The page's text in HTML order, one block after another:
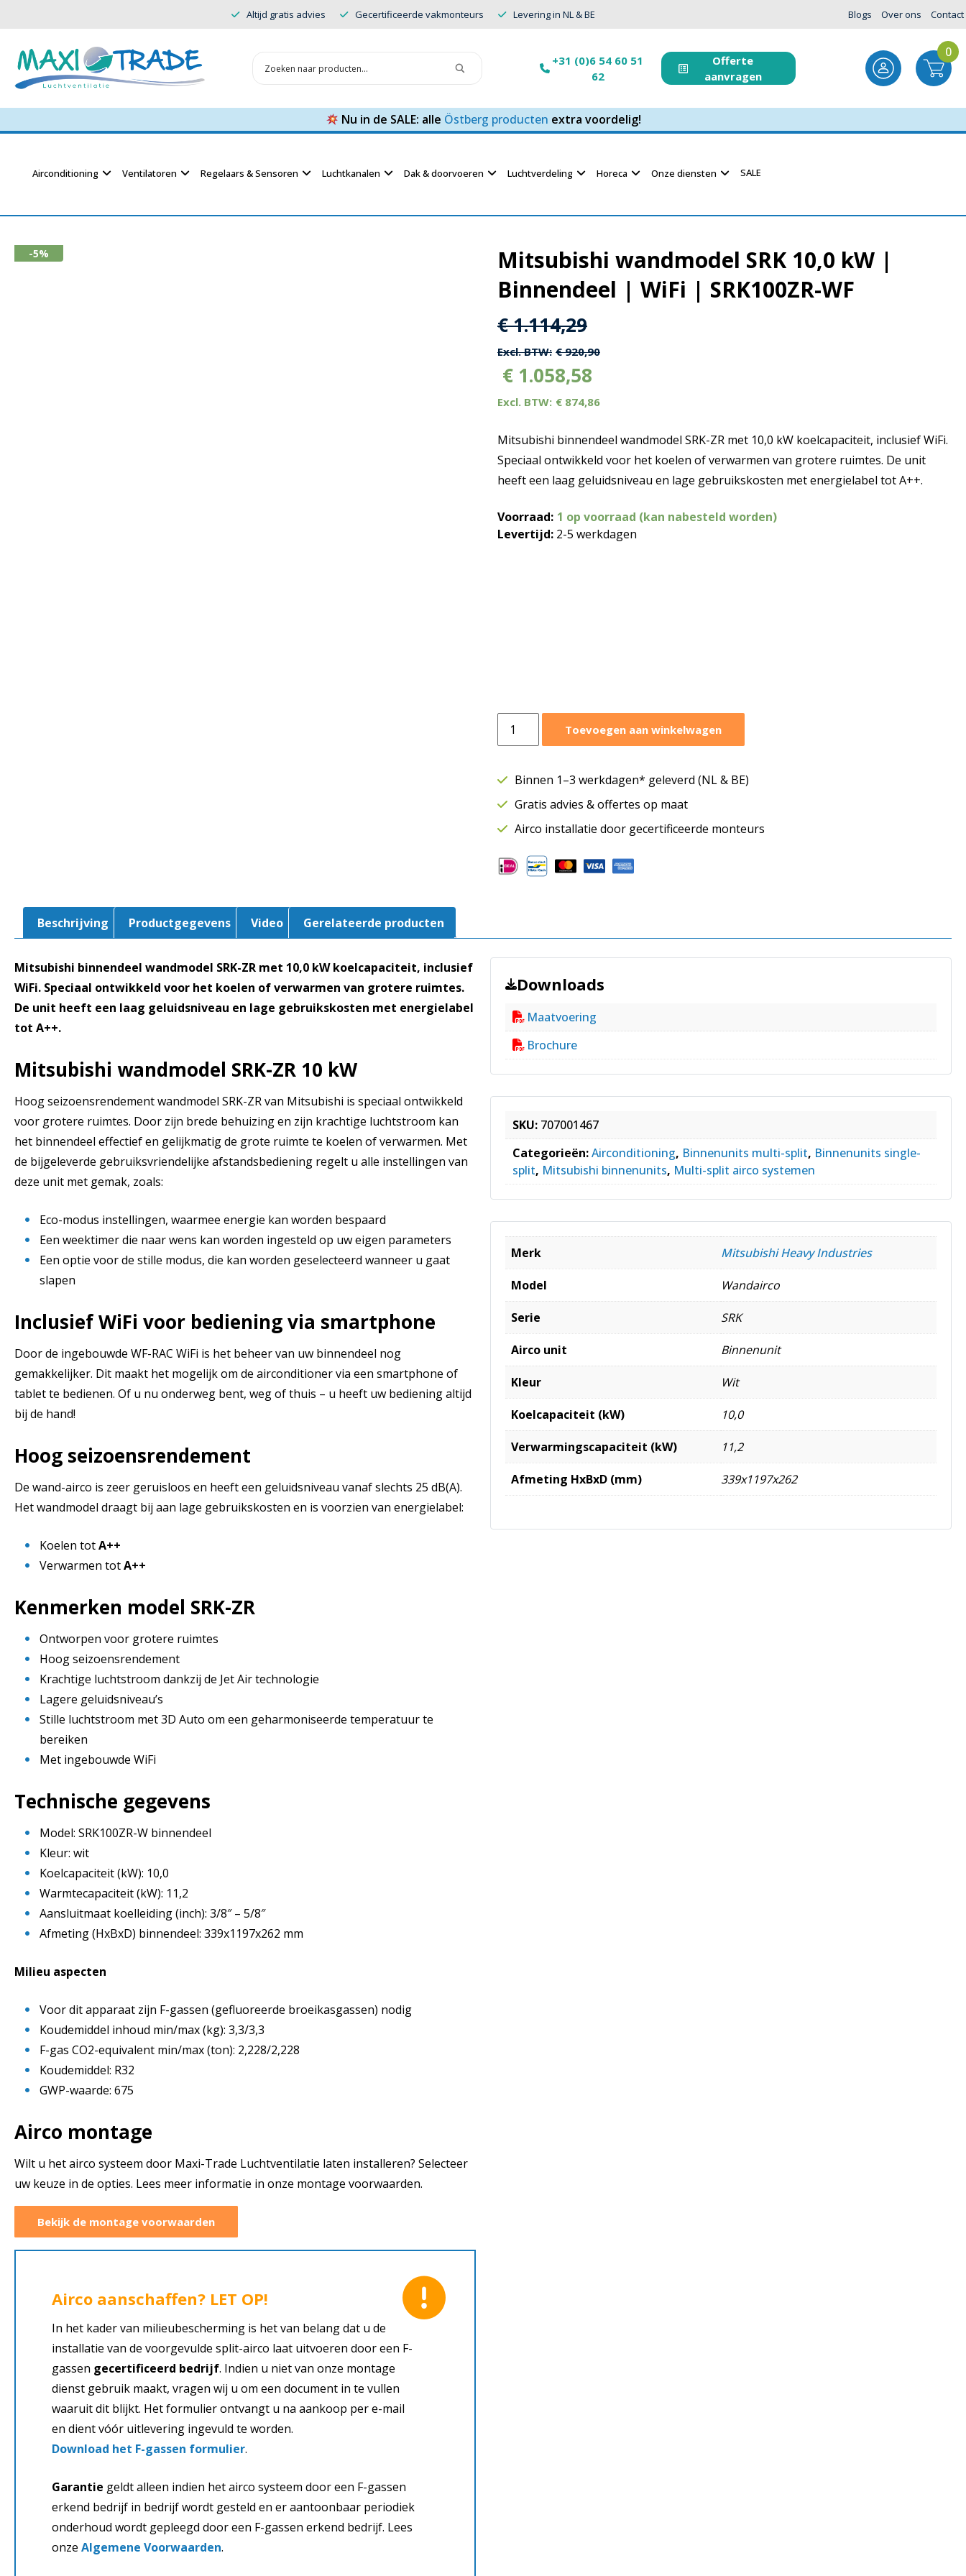
Altijd gratis advies Gecertificeerde vakmonteurs Levering in NL & BE Blogs Over ons Contact
+31 (0)6 54 60 51
62
Offerte
aanvragen
0
Nu in de SALE: alle Östberg producten extra voordelig!
Airconditioning Ventilatoren Regelaars & Sensoren Luchtkanalen Dak & doorvoeren Luchtverdeling Horeca Onze diensten SALE
-5%
Mitsubishi wandmodel SRK 10,0 kW |
Binnendeel | WiFi | SRK100ZR-WF
Oorspronkelijke
prijs
was:
€ 1.114,29.
€1.114,29Huidige
prijs
is:
€ 1.114,29.
€920,90
€ 1.058,58
€ 874,86
Mitsubishi binnendeel wandmodel SRK-ZR met 10,0 kW koelcapaciteit, inclusief WiFi.
Speciaal ontwikkeld voor het koelen of verwarmen van grotere ruimtes. De unit
heeft een laag geluidsniveau en lage gebruikskosten met energielabel tot A++.
Voorraad: 1 op voorraad (kan nabesteld worden)
Levertijd: 2-5 werkdagen
wandmodel
10,0
|
Binnendeel
WiFi
|
Toevoegen aan winkelwagen
Binnen 1–3 werkdagen* geleverd (NL & BE)
Gratis advies & offertes op maat
Airco installatie door gecertificeerde monteurs
Beschrijving Productgegevens Video Gerelateerde producten
Mitsubishi binnendeel wandmodel SRK-ZR met 10,0 kW koelcapaciteit, inclusief
WiFi. Speciaal ontwikkeld voor het koelen of verwarmen van grotere ruimtes.
De unit heeft een laag geluidsniveau en lage gebruikskosten met energielabel
tot A++.
Mitsubishi wandmodel SRK-ZR 10 kW
Hoog seizoensrendement wandmodel SRK-ZR van Mitsubishi is speciaal ontwikkeld
voor grotere ruimtes. Door zijn brede behuizing en zijn krachtige luchtstroom kan
het binnendeel effectief en gelijkmatig de grote ruimte te koelen of verwarmen. Met
de bijgeleverde gebruiksvriendelijke afstandsbediening regelt u alle instellingen van
deze unit met gemak, zoals:
Eco-modus instellingen, waarmee energie kan worden bespaard
Een weektimer die naar wens kan worden ingesteld op uw eigen parameters
Een optie voor de stille modus, die kan worden geselecteerd wanneer u gaat
slapen
Inclusief WiFi voor bediening via smartphone
Door de ingebouwde WF-RAC WiFi is het beheer van uw binnendeel nog
gemakkelijker. Dit maakt het mogelijk om de airconditioner via een smartphone of
tablet te bedienen. Of u nu onderweg bent, weg of thuis – u heeft uw bediening altijd
bij de hand!
Hoog seizoensrendement
De wand-airco is zeer geruisloos en heeft een geluidsniveau vanaf slechts 25 dB(A).
Het wandmodel draagt bij aan lage gebruikskosten en is voorzien van energielabel:
Koelen totA++
Verwarmen totA++
Kenmerken model SRK-ZR
Ontworpen voor grotere ruimtes
Hoog seizoensrendement
Krachtige luchtstroom dankzij de Jet Air technologie
Lagere geluidsniveau’s
Stille luchtstroom met 3D Auto om een geharmoniseerde temperatuur te
bereiken
Met ingebouwde WiFi
Technische gegevens
Model: SRK100ZR-W binnendeel
Kleur: wit
Koelcapaciteit (kW): 10,0
Warmtecapaciteit (kW): 11,2
Aansluitmaat koelleiding (inch): 3/8″ – 5/8″
Afmeting (HxBxD) binnendeel: 339x1197x262 mm
Milieu aspecten
Voor dit apparaat zijn F-gassen (gefluoreerde broeikasgassen) nodig
Koudemiddel inhoud min/max (kg): 3,3/3,3
F-gas CO2-equivalent min/max (ton): 2,228/2,228
Koudemiddel: R32
GWP-waarde: 675
Airco montage
Wilt u het airco systeem door Maxi-Trade Luchtventilatie laten installeren? Selecteer
uw keuze in de opties. Lees meer informatie in onze montage voorwaarden.
Bekijk de montage voorwaarden
Airco aanschaffen? LET OP!
In het kader van milieubescherming is het van belang dat u de
installatie van de voorgevulde split-airco laat uitvoeren door een F-
gassen gecertificeerd bedrijf. Indien u niet van onze montage
dienst gebruik maakt, vragen wij u om een document in te vullen
waaruit dit blijkt. Het formulier ontvangt u na aankoop per e-mail
en dient vóór uitlevering ingevuld te worden.
Download het F-gassen formulier.
Garantie geldt alleen indien het airco systeem door een F-gassen
erkend bedrijf in bedrijf wordt gesteld en er aantoonbaar periodiek
onderhoud wordt gepleegd door een F-gassen erkend bedrijf. Lees
onze Algemene Voorwaarden.
Downloads
Maatvoering
Brochure
SKU: 707001467
Categorieën:Airconditioning, Binnenunits multi-split, Binnenunits single-
split, Mitsubishi binnenunits, Multi-split airco systemen
Merk Mitsubishi Heavy Industries
Model Wandairco
Serie SRK
Airco unit Binnenunit
Kleur Wit
Koelcapaciteit (kW) 10,0
Verwarmingscapaciteit (kW) 11,2
Afmeting HxBxD (mm) 339x1197x262